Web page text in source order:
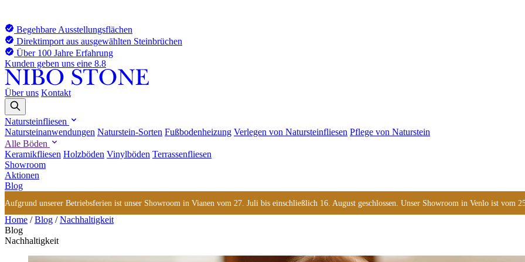
Begehbare Ausstellungsflächen
Direktimport aus ausgewählten Steinbrüchen
Über 100 Jahre Erfahrung
Kunden geben uns eine 8.8
Über uns Kontakt
Natursteinfliesen
Natursteinanwendungen Naturstein-Sorten Fußbodenheizung Verlegen von Natursteinfliesen Pflege von Naturstein
Alle Böden
Keramikfliesen Holzböden Vinylböden Terrassenfliesen
Showroom
Aktionen
Blog
Aufgrund unserer Betriebsferien ist unser Showroom in Vianen vom 27. Juli bis einschließlich 16. August geschlossen. Unser Showroom in Venlo ist vom
Home /Blog /Nachhaltigkeit
Blog
Nachhaltigkeit